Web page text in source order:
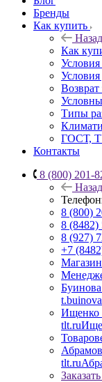
Бренды
Как купить
Назад
Как
Условия
Возврат
Типы
ГОСТ,
Контакты
8 (800) 201-
Назад
8 (800)
8 (8482)
8 (927)
+7
Ищенко
tlt.ru
tlt.ru